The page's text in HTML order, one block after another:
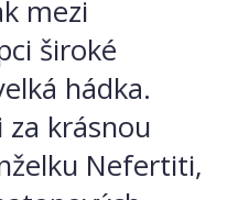
mezi
široké
hádka.
za krásnou
Nefertiti,